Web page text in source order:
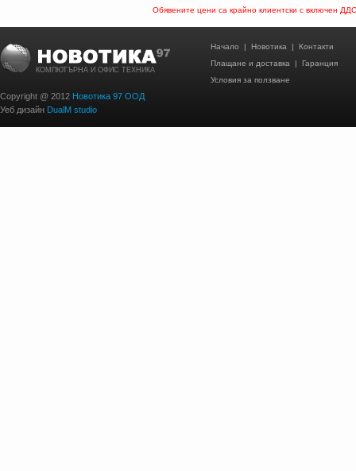
Обявените цени са крайно клиентски с включен ДДС
КОМПЮТЪРНА И ОФИС ТЕХНИКА
Copyright @ 2012 Новотика 97 ООД
Уеб дизайн DualM studio
Начало | Новотика | Контакти
Плащане и доставка | Гаранция
Условия за ползване